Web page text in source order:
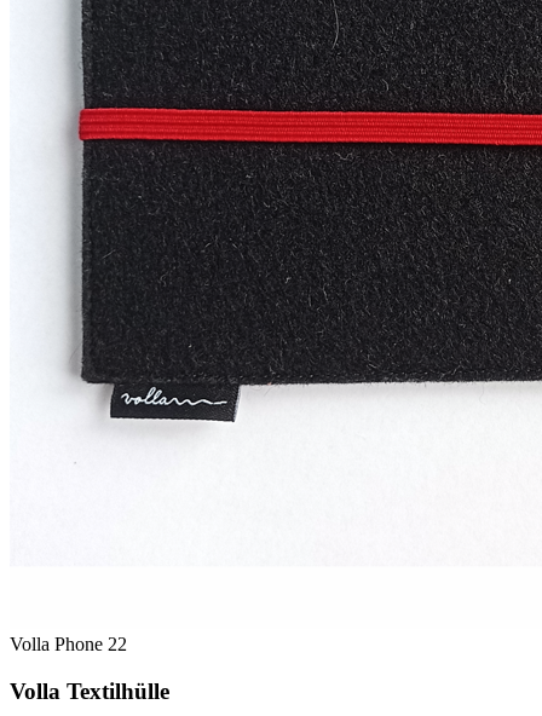
Volla Phone 22
Volla Textilhülle